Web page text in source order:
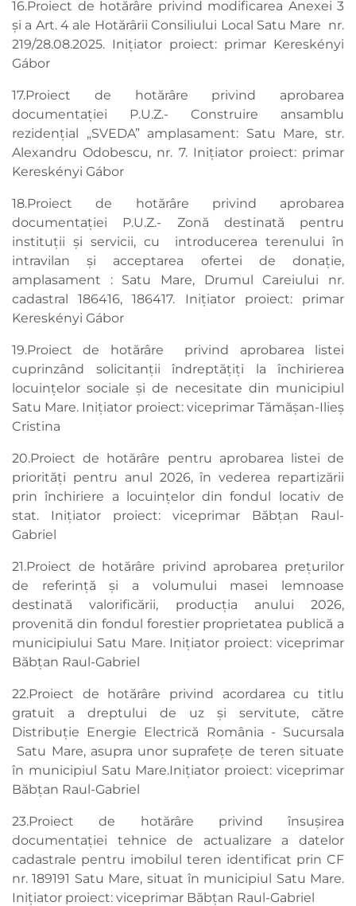
16.Proiect de hotărâre privind modificarea Anexei 3
și a Art. 4 ale Hotărârii Consiliului Local Satu Mare nr.
219/28.08.2025. Inițiator proiect: primar Kereskényi
Gábor
17.Proiect de hotărâre privind aprobarea
documentației P.U.Z.- Construire ansamblu
rezidențial „SVEDA” amplasament: Satu Mare, str.
Alexandru Odobescu, nr. 7. Inițiator proiect: primar
Kereskényi Gábor
18.Proiect de hotărâre privind aprobarea
documentației P.U.Z.- Zonă destinată pentru
instituţii şi servicii, cu introducerea terenului în
intravilan şi acceptarea ofertei de donaţie,
amplasament : Satu Mare, Drumul Careiului nr.
cadastral 186416, 186417. Inițiator proiect: primar
Kereskényi Gábor
19.Proiect de hotărâre privind aprobarea listei
cuprinzând solicitanții îndreptățiți la închirierea
locuinţelor sociale şi de necesitate din municipiul
Satu Mare. Inițiator proiect: viceprimar Tămășan-Ilieș
Cristina
20.Proiect de hotărâre pentru aprobarea listei de
priorități pentru anul 2026, în vederea repartizării
prin închiriere a locuințelor din fondul locativ de
stat. Inițiator proiect: viceprimar Băbțan Raul-
Gabriel
21.Proiect de hotărâre privind aprobarea prețurilor
de referință și a volumului masei lemnoase
destinată valorificării, producţia anului 2026,
provenită din fondul forestier proprietatea publică a
municipiului Satu Mare. Inițiator proiect: viceprimar
Băbțan Raul-Gabriel
22.Proiect de hotărâre privind acordarea cu titlu
gratuit a dreptului de uz şi servitute, către
Distribuție Energie Electrică România - Sucursala
Satu Mare, asupra unor suprafețe de teren situate
în municipiul Satu Mare.Inițiator proiect: viceprimar
Băbțan Raul-Gabriel
23.Proiect de hotărâre privind însușirea
documentației tehnice de actualizare a datelor
cadastrale pentru imobilul teren identificat prin CF
nr. 189191 Satu Mare, situat în municipiul Satu Mare.
Inițiator proiect: viceprimar Băbțan Raul-Gabriel